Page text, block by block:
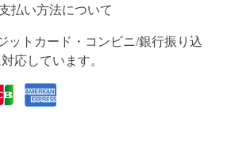
払い方法について
ットカード・コンビニ/銀行振り込
応しています。